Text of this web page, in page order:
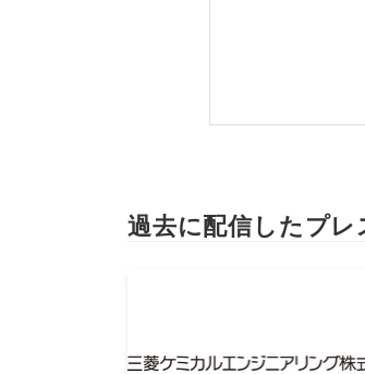
過去に配信したプレ